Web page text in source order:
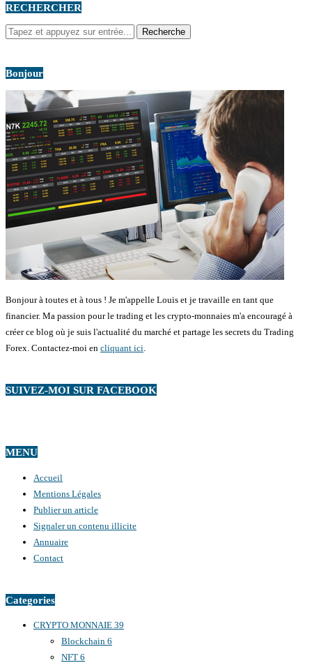
RECHERCHER
Bonjour
Bonjour à toutes et à tous ! Je m'appelle Louis et je travaille en tant que
financier. Ma passion pour le trading et les crypto-monnaies m'a encouragé à
créer ce blog où je suis l'actualité du marché et partage les secrets du Trading
Forex. Contactez-moi en cliquant ici.
SUIVEZ-MOI SUR FACEBOOK
MENU
Accueil
Mentions Légales
Publier un article
Signaler un contenu illicite
Annuaire
Contact
Categories
CRYPTO MONNAIE 39
Blockchain 6
NFT 6